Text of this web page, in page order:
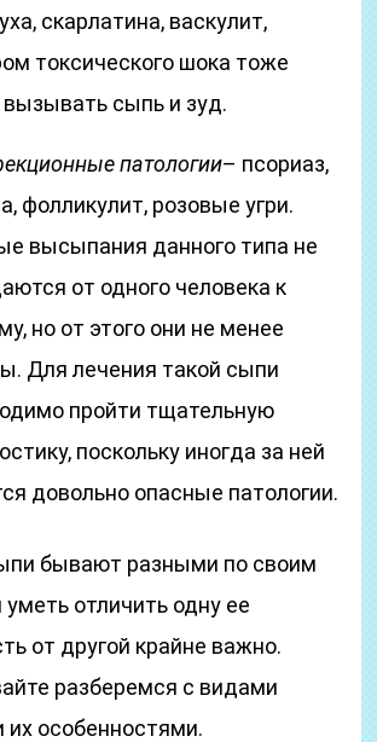
скарлатина, васкулит,
токсического шока тоже
вызывать сыпь и зуд.
патологии– псориаз,
фолликулит, розовые угри.
высыпания данного типа не
от одного человека к
но от этого они не менее
Для лечения такой сыпи
пройти тщательную
поскольку иногда за ней
довольно опасные патологии.
бывают разными по своим
отличить одну ее
от другой крайне важно.
разберемся с видами
особенностями.